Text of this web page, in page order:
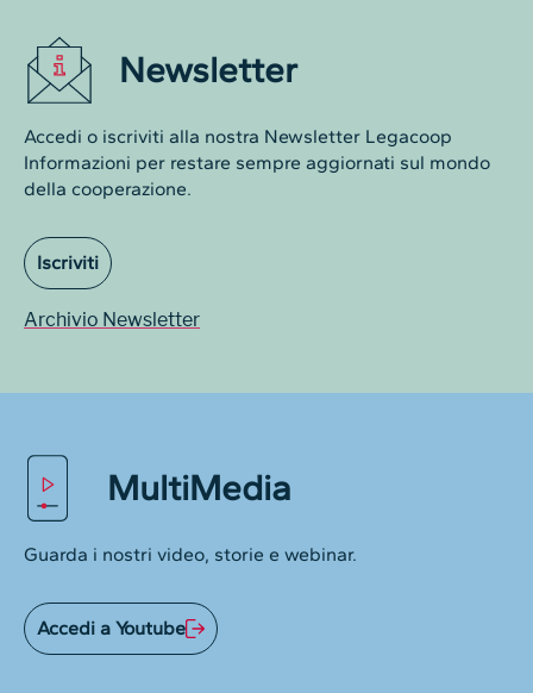
Newsletter
Accedi o iscriviti alla nostra Newsletter Legacoop
Informazioni per restare sempre aggiornati sul mondo
della cooperazione.
Iscriviti
Archivio Newsletter
MultiMedia
Guarda i nostri video, storie e webinar.
Accedi a Youtube